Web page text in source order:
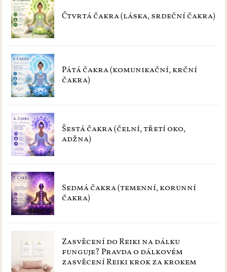
Čtvrtá čakra (láska, srdeční čakra)
Pátá čakra (komunikační, krční
čakra)
Šestá čakra (čelní, třetí oko,
adžna)
Sedmá čakra (temenní, korunní
čakra)
Zasvěcení do Reiki na dálku
funguje? Pravda o dálkovém
zasvěcení Reiki krok za krokem